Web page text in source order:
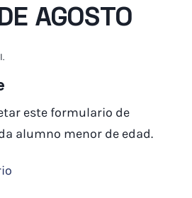
AGOSTO
este formulario de
alumno menor de edad.